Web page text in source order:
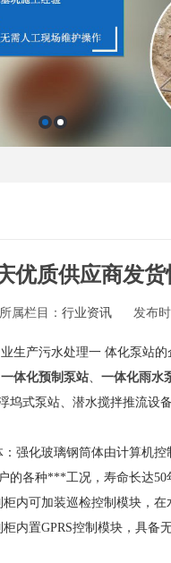
优质供应商发
所属栏目： 行业资讯 发布
生产污水处理一 体化泵站
一体化预制泵站、 一体化雨水
坞式泵站、潜水搅拌推流设
强化玻璃钢筒体由计算机
的各种***工况，寿命长达50
内可加装巡检控制模块，
内置GPRS控制模块，具